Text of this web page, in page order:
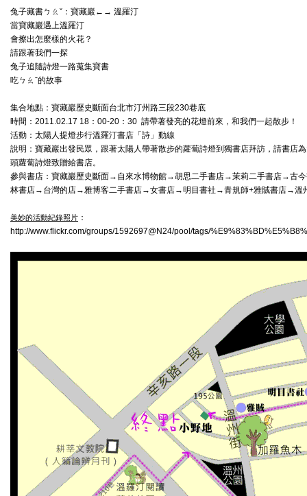
兔子藏書ㄅㄠˇ：寶藏巖←→ 溫羅汀
當寶藏巖遇上溫羅汀
會擦出怎麼樣的火花？
請跟著我們一探
兔子追隨詩燈一路蒐集寶書
吃ㄅㄠˇ的故事
集合地點：寶藏巖歷史斷面台北市汀州路三段230巷底
時間：2011.02.17 18：00-20：30 請帶著發亮的花燈前來，和我們一起散步！
活動：太陽人提燈步行溫羅汀書店「詩」動線
說明：寶藏巖出發民眾，跟著太陽人帶著散步的蘿蔔詩燈到獨書店拜訪，請書店
頭蘿蔔詩燈致贈給書店。
參與書店：寶藏巖歷史斷面→自來水博物館→胡思二手書店→茉莉二手書店→
林書店→台灣的店→雅博客二手書店→女書店→明目書社→青規師+雅賊書店→溫
美妙的活動紀錄照片 ：
http://www.flickr.com/groups/1592697@N24/pool/tags/